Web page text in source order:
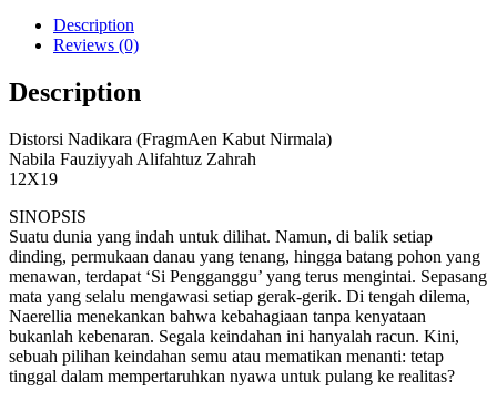
Description
Reviews (0)
Description
Distorsi Nadikara (FragmAen Kabut Nirmala)
Nabila Fauziyyah Alifahtuz Zahrah
12X19
SINOPSIS
Suatu dunia yang indah untuk dilihat. Namun, di balik setiap
dinding, permukaan danau yang tenang, hingga batang pohon yang
menawan, terdapat ‘Si Pengganggu’ yang terus mengintai. Sepasang
mata yang selalu mengawasi setiap gerak-gerik. Di tengah dilema,
Naerellia menekankan bahwa kebahagiaan tanpa kenyataan
bukanlah kebenaran. Segala keindahan ini hanyalah racun. Kini,
sebuah pilihan keindahan semu atau mematikan menanti: tetap
tinggal dalam mempertaruhkan nyawa untuk pulang ke realitas?